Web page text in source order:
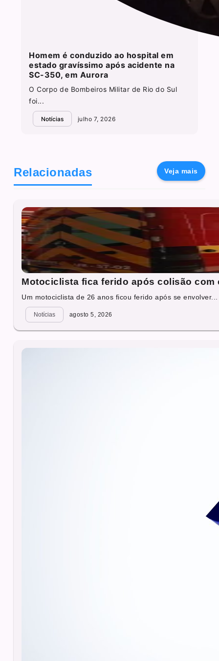
Homem é conduzido ao hospital em
estado gravíssimo após acidente na
SC-350, em Aurora
O Corpo de Bombeiros Militar de Rio do Sul
foi...
Notícias julho 7, 2026
Relacionadas Veja mais
Motociclista fica ferido após colisão
Um motociclista de 26 anos ficou ferido após se envolver...
Notícias agosto 5, 2026